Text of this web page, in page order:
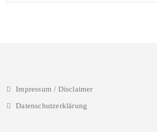
Impressum / Disclaimer
Datenschutzerklärung